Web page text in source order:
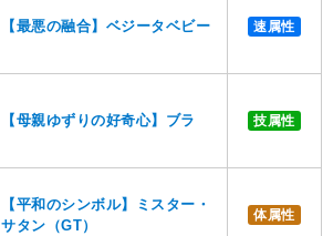
【最悪の融合】ベジータベビー 速属性
【母親ゆずりの好奇心】ブラ 技属性
【平和のシンボル】ミスター・
サタン（GT）
体属性